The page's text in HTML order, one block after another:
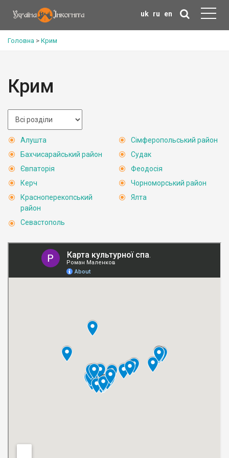
uk ru en
Головна > Крим
Крим
Алушта
Бахчисарайський район
Євпаторія
Керч
Красноперекопський
район
Севастополь
Сімферопольський район
Судак
Феодосія
Чорноморський район
Ялта